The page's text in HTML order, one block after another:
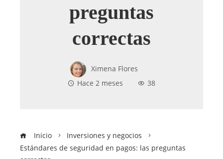
preguntas
correctas
Ximena Flores
Hace 2 meses
38
Inicio
Inversiones y negocios
Estándares de seguridad en pagos: las preguntas